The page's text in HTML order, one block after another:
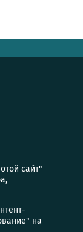
сайт"
на